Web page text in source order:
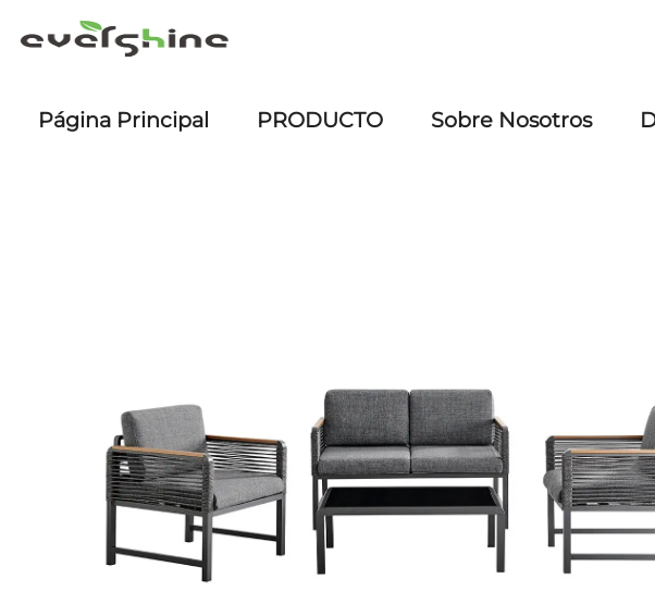
Página Principal PRODUCTO Sobre Nosotros